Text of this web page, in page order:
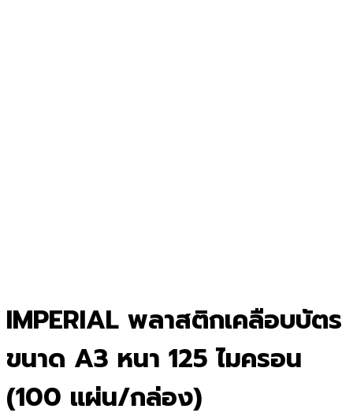
IMPERIAL พลาสติกเคลือบบัตร
ขนาด A3 หนา 125 ไมครอน
(100 แผ่น/กล่อง)